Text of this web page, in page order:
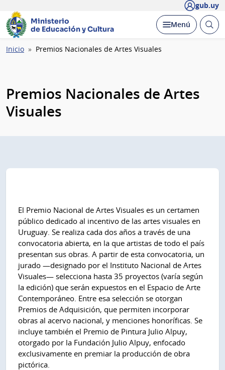
gub.uy
Ministerio
de Educación y Cultura
Desplegar
Menú Abrir
Ruta
Inicio Premios Nacionales de Artes Visuales
Premios Nacionales de Artes
Visuales
El Premio Nacional de Artes Visuales es un certamen
público dedicado al incentivo de las artes visuales en
Uruguay. Se realiza cada dos años a través de una
convocatoria abierta, en la que artistas de todo el país
presentan sus obras. A partir de esta convocatoria, un
jurado —designado por el Instituto Nacional de Artes
Visuales— selecciona hasta 35 proyectos (varía según
la edición) que serán expuestos en el Espacio de Arte
Contemporáneo. Entre esa selección se otorgan
Premios de Adquisición, que permiten incorporar
obras al acervo nacional, y menciones honoríficas. Se
incluye también el Premio de Pintura Julio Alpuy,
otorgado por la Fundación Julio Alpuy, enfocado
exclusivamente en premiar la producción de obra
pictórica.